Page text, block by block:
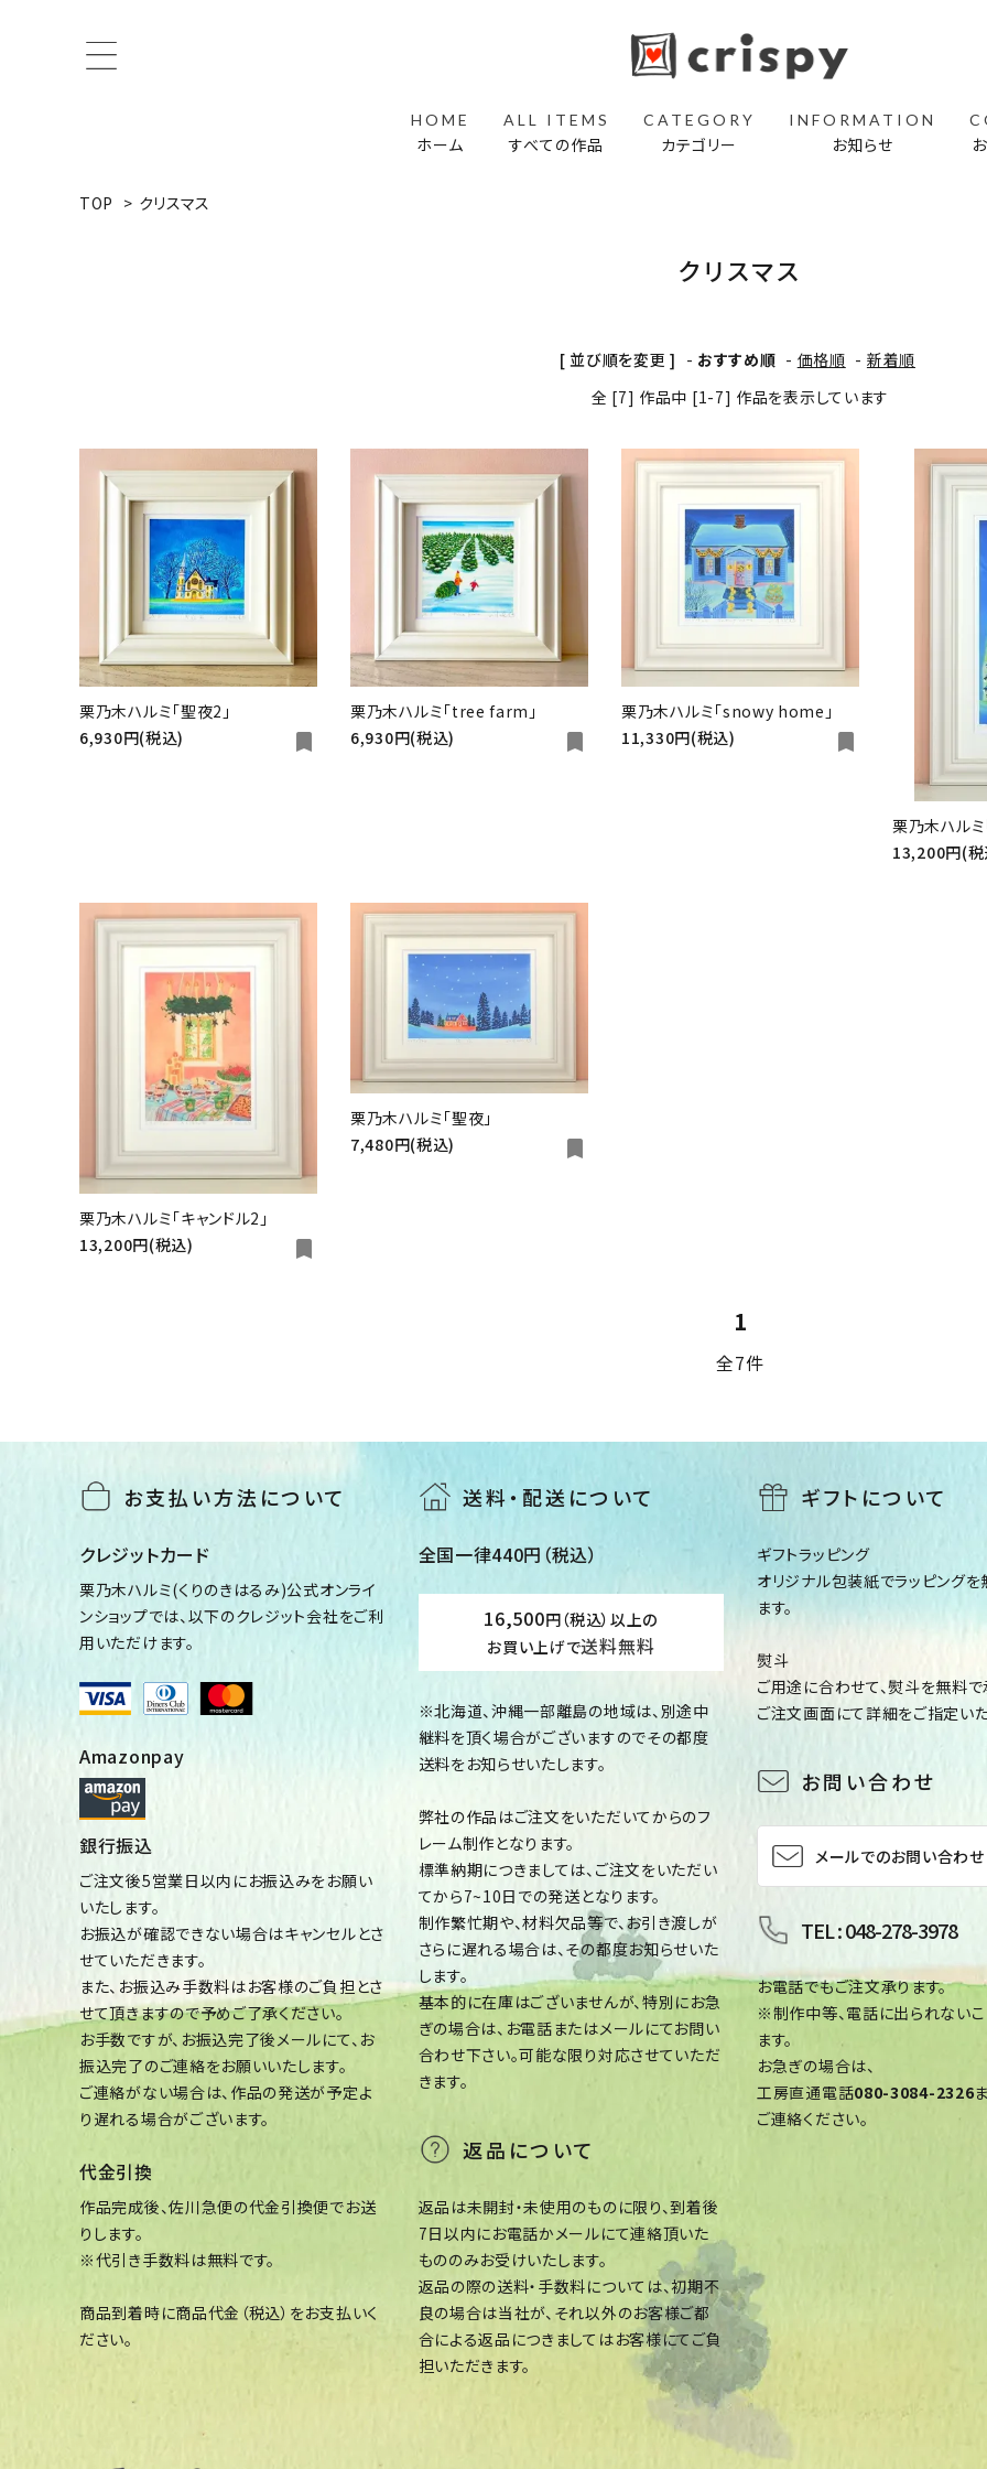
HOME
ホーム
ALL ITEMS
すべての作品
CATEGORY
カテゴリー
イルカの絵
犬と猫の絵 うさぎの絵 フクロウの絵
フランスの絵 イギリスの絵
小さな暮らしの絵 ギフトに贈りたい
INFORMATION
お知らせ
search
TOP > クリスマス
クリスマス
[ 並び順を変更 ] - おすすめ順 - 価格順 - 新着順
全 [7] 作品中 [1-7] 作品を表示しています
栗乃木ハルミ「聖夜2」
6,930円(税込)
bookmark
栗乃木ハルミ「tree farm」
6,930円(税込)
bookmark
栗乃木ハルミ「snowy home」
11,330円(税込)
bookmark
栗乃木ハルミ
13,200円(税
栗乃木ハルミ「キャンドル2」
13,200円(税込)
bookmark
栗乃木ハルミ「聖夜」
7,480円(税込)
bookmark
1
全7件
検索する
お支払い方法について
クレジットカード
栗乃木ハルミ(くりのきはるみ)公式オンライ
ンショップでは、以下のクレジット会社をご利
用いただけます。
Amazonpay
銀行振込
ご注文後5営業日以内にお振込みをお願い
いたします。
お振込が確認できない場合はキャンセルとさ
せていただきます。
また、お振込み手数料はお客様のご負担とさ
せて頂きますので予めご了承ください。
お手数ですが、お振込完了後メールにて、お
振込完了のご連絡をお願いいたします。
ご連絡がない場合は、作品の発送が予定よ
り遅れる場合がございます。
代金引換
作品完成後、佐川急便の代金引換便でお送
りします。
※代引き手数料は無料です。
商品到着時に商品代金（税込）をお支払いく
ださい。
送料・配送について
全国一律440円（税込）
16,500円（税込）以上の
お買い上げで送料無料
※北海道、沖縄一部離島の地域は、別途中
継料を頂く場合がございますのでその都度
送料をお知らせいたします。
弊社の作品はご注文をいただいてからのフ
レーム制作となります。
標準納期につきましては、ご注文をいただい
てから7~10日での発送となります。
制作繁忙期や、材料欠品等で、お引き渡しが
さらに遅れる場合は、その都度お知らせいた
します。
基本的に在庫はございませんが、特別にお急
ぎの場合は、お電話またはメールにてお問い
合わせ下さい。可能な限り対応させていただ
きます。
返品について
返品は未開封・未使用のものに限り、到着後
7日以内にお電話かメールにて連絡頂いた
もののみお受けいたします。
返品の際の送料・手数料については、初期不
良の場合は当社が、それ以外のお客様ご都
合による返品につきましてはお客様にてご負
担いただきます。
ギフトについて
ギフトラッピング
オリジナル包装紙でラッピングを
ます。
熨斗
ご用途に合わせて、熨斗を無料で
ご注文画面にて詳細をご指定いた
お問い合わせ
メールでのお問い合わせ
TEL : 048-278-3978
お電話でもご注文承ります。
※制作中等、電話に出られない
ます。
お急ぎの場合は、
工房直通電話080-3084-2326
ご連絡ください。